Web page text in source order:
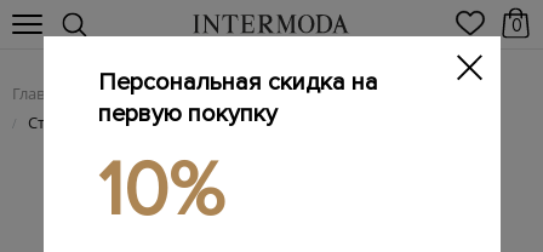
0
Главная Женщинам / Женская одежда / Женские брюки
/ Строгие брюки из шерстяной ткани с принтом «в елочку»
Персональная скидка на
первую покупку
10%